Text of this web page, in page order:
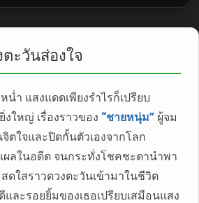
ตะวันส่องใจ
ำ แสงแดดเพียงรำไรก็เปรียบ
ใหญ่ เรื่องราวของ “ชายหนุ่ม” ผู้จม
ตใจและปิดกั้นตัวเองจากโลก
ผลในอดีต จนกระทั่งโชคชะตานำพา
ดใสราวดวงตะวันเข้ามาในชีวิต
ละรอยยิ้มของเธอเปรียบเสมือนแสง